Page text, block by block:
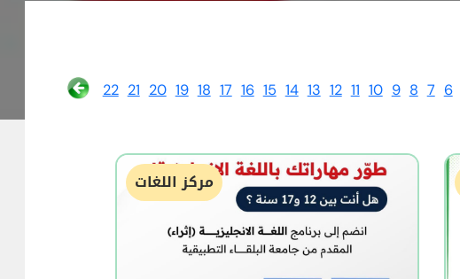
6
7
8
9
10
11
12
13
14
15
16
17
18
19
20
21
22
مركز اللغات